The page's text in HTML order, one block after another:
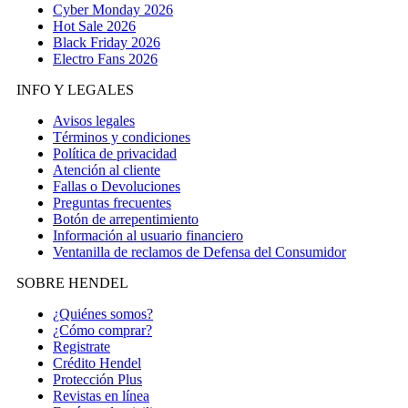
Cyber Monday 2026
Hot Sale 2026
Black Friday 2026
Electro Fans 2026
INFO Y LEGALES
Avisos legales
Términos y condiciones
Política de privacidad
Atención al cliente
Fallas o Devoluciones
Preguntas frecuentes
Botón de arrepentimiento
Información al usuario financiero
Ventanilla de reclamos de Defensa del Consumidor
SOBRE HENDEL
¿Quiénes somos?
¿Cómo comprar?
Registrate
Crédito Hendel
Protección Plus
Revistas en línea